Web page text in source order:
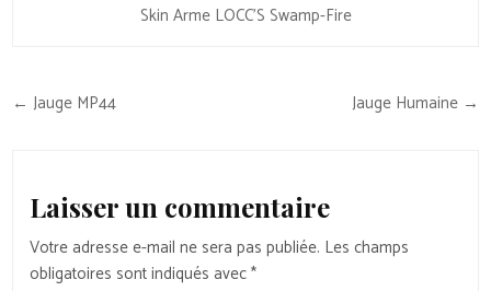
Skin Arme LOCC’S Swamp-Fire
Navigation
← Jauge MP44 Jauge Humaine →
Laisser un commentaire
Votre adresse e-mail ne sera pas publiée. Les champs
obligatoires sont indiqués avec*